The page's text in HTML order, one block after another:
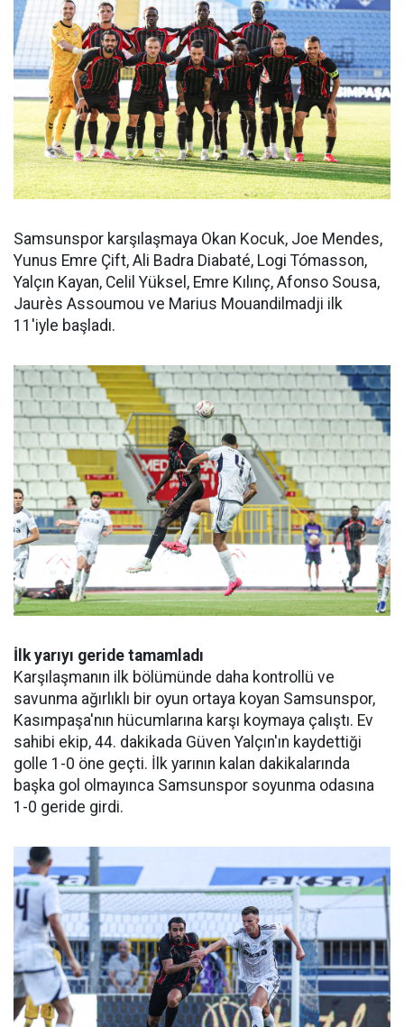
Samsunspor karşılaşmaya Okan Kocuk, Joe Mendes,
Yunus Emre Çift, Ali Badra Diabaté, Logi Tómasson,
Yalçın Kayan, Celil Yüksel, Emre Kılınç, Afonso Sousa,
Jaurès Assoumou ve Marius Mouandilmadji ilk
11'iyle başladı.
İlk yarıyı geride tamamladı
Karşılaşmanın ilk bölümünde daha kontrollü ve
savunma ağırlıklı bir oyun ortaya koyan Samsunspor,
Kasımpaşa'nın hücumlarına karşı koymaya çalıştı. Ev
sahibi ekip, 44. dakikada Güven Yalçın'ın kaydettiği
golle 1-0 öne geçti. İlk yarının kalan dakikalarında
başka gol olmayınca Samsunspor soyunma odasına
1-0 geride girdi.